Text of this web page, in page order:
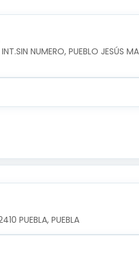
NUMERO, PUEBLO JESÚS
PUEBLA, PUEBLA